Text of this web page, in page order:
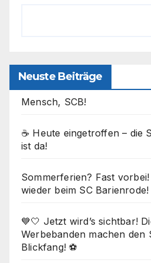
Neuste Beiträge
Mensch, SCB!
☕ Heute eingetroffen – die
ist da!
Sommerferien? Fast
wieder beim SC Barienrode!
💙🤍 Jetzt wird’s sichtbar!
Werbebanden machen den
Blickfang! ⚽